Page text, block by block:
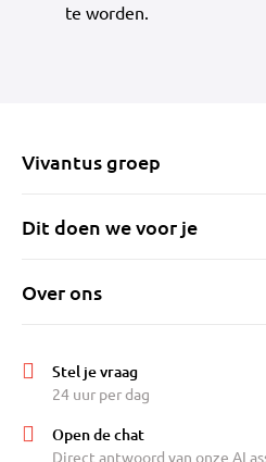
te worden.
Vivantus groep
Dit doen we voor je
Over ons
Stel je vraag
24 uur per dag
Open de chat
Direct antwoord van onze AI